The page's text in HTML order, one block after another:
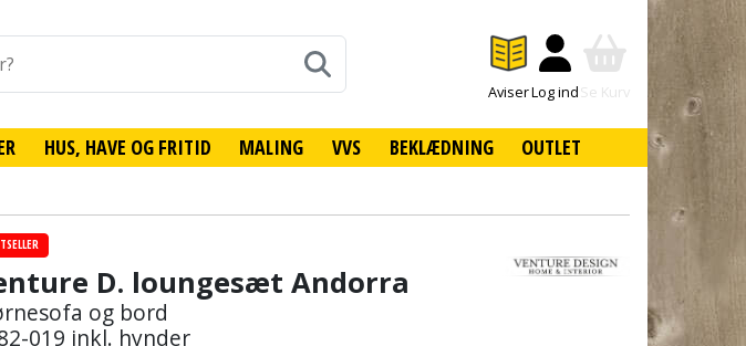
HUS, HAVE OG FRITID MALING VVS BEKLÆDNING OUTLET
AviserLog indSe Kurv
D. loungesæt Andorra
og bord
019 inkl. hynder